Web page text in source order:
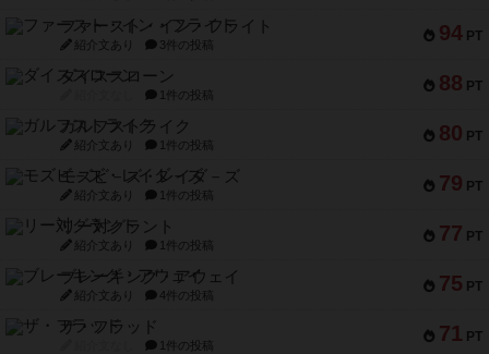
94 PT
ファースト・イン・フライト
紹介文あり 3件の投稿
88 PT
ダイススローン
1件の投稿
80 PT
ガルフストライク
紹介文あり 1件の投稿
79 PT
モズビ－ズ・レイダ－ズ
紹介文あり 1件の投稿
77 PT
リー対グラント
紹介文あり 1件の投稿
75 PT
ブレーキング・アウェイ
紹介文あり 4件の投稿
71 PT
ザ・フラッド
1件の投稿